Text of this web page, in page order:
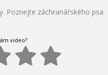
Poznejte záchranářského psa
video?